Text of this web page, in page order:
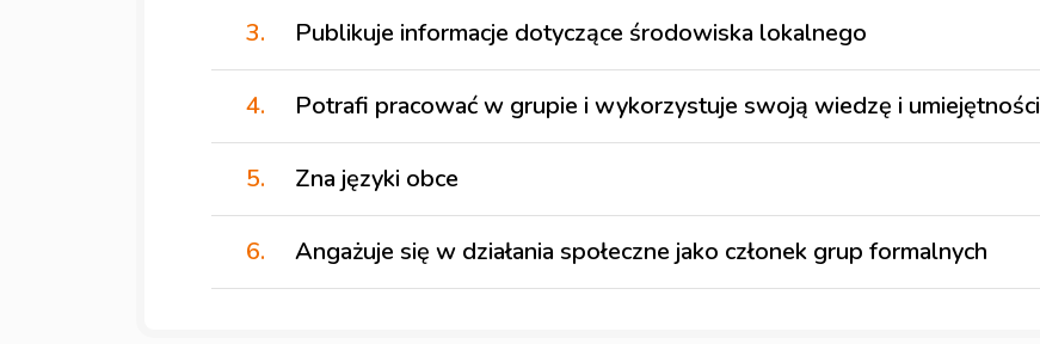
Publikuje informacje dotyczące środowiska lokalnego
Potrafi pracować w grupie i wykorzystuje swoją wiedzę i umiejętności
Zna języki obce
Angażuje się w działania społeczne jako członek grup formalnych